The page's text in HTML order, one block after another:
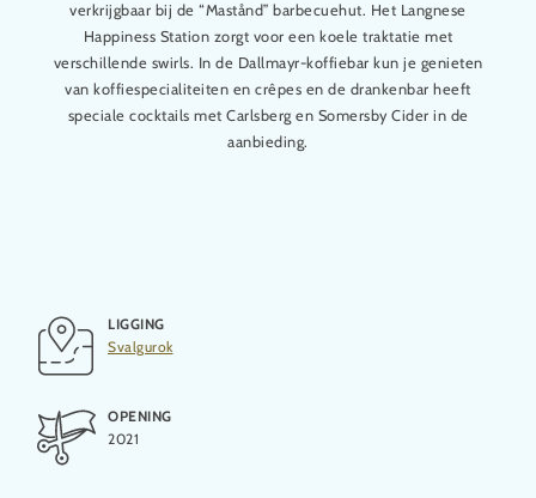
verkrijgbaar bij de “Mastånd” barbecuehut. Het Langnese
Happiness Station zorgt voor een koele traktatie met
verschillende swirls. In de Dallmayr-koffiebar kun je genieten
van koffiespecialiteiten en crêpes en de drankenbar heeft
speciale cocktails met Carlsberg en Somersby Cider in de
aanbieding.
LIGGING
Svalgurok
OPENING
2021